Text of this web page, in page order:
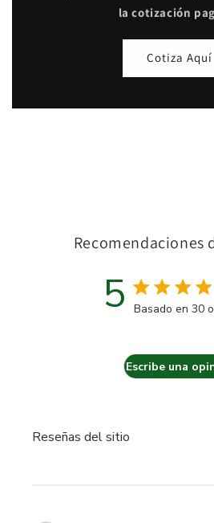
la cotización
Cotiza Aquí
Recomendaciones
5 Calificación
Basado en 30
Escribe una
Reseñas del sitio